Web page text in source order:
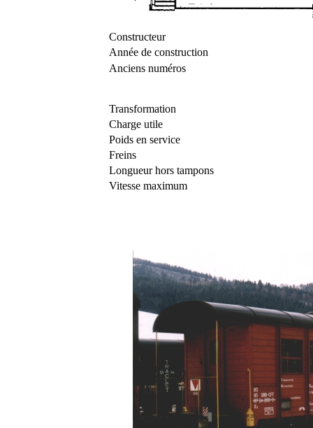
Constructeur
Année de construction
Anciens numéros
Transformation
Charge utile
Poids en service
Freins
Longueur hors tampons
Vitesse maximum